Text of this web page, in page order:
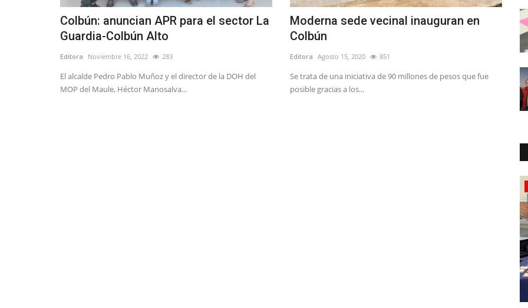
Colbún: anuncian APR para el sector La
Guardia-Colbún Alto
Editora Noviembre 16, 2022 283
El alcalde Pedro Pablo Muñoz y el director de la DOH del
MOP del Maule, Héctor Manosalva...
Moderna sede vecinal inauguran en
Colbún
Editora Agosto 15, 2020 851
Se trata de una iniciativa de 90 millones de pesos que fue
posible gracias a los...